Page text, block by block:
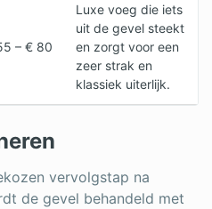
– € 80
Luxe voeg die iets
uit de gevel steekt
en zorgt voor een
zeer strak en
klassiek uiterlijk.
vervolgstap na
de gevel behandeld met